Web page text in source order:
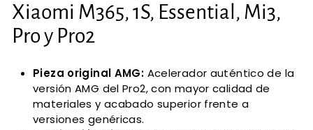
Xiaomi M365, 1S, Essential, Mi3,
Pro y Pro2
Pieza original AMG: Acelerador auténtico de la
versión AMG del Pro2, con mayor calidad de
materiales y acabado superior frente a
versiones genéricas.